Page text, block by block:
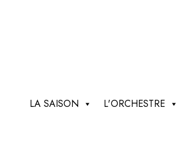
LA SAISON L'ORCHESTRE